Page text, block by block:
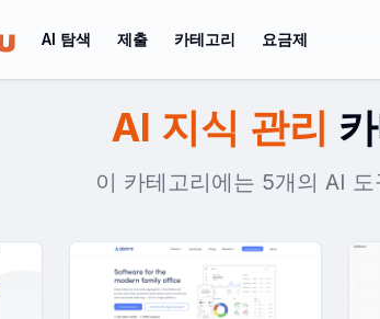
AI 탐색 제출 카테고리 요금제
AI 지식 관리
이 카테고리에는 5개의 AI